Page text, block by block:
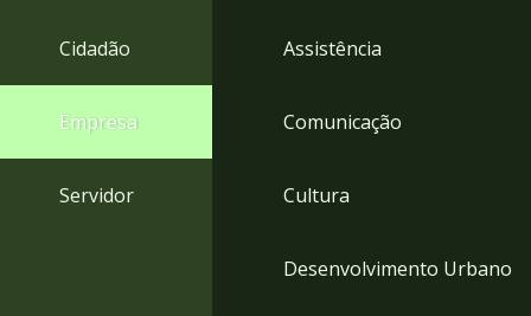
Cidadão
Empresa
Servidor
Assistência
Comunicação
Cultura
Desenvolvimento Urbano